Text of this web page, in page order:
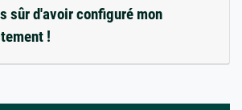
sûr d'avoir configuré mon
!